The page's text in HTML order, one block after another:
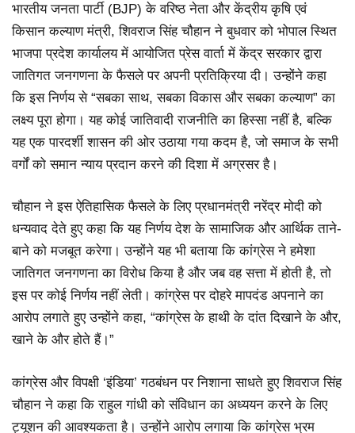
भारतीय जनता पार्टी (BJP) के वरिष्ठ नेता और केंद्रीय कृषि एवं
किसान कल्याण मंत्री, शिवराज सिंह चौहान ने बुधवार को भोपाल स्थित
भाजपा प्रदेश कार्यालय में आयोजित प्रेस वार्ता में केंद्र सरकार द्वारा
जातिगत जनगणना के फैसले पर अपनी प्रतिक्रिया दी। उन्होंने कहा
कि इस निर्णय से “सबका साथ, सबका विकास और सबका कल्याण” का
लक्ष्य पूरा होगा। यह कोई जातिवादी राजनीति का हिस्सा नहीं है, बल्कि
यह एक पारदर्शी शासन की ओर उठाया गया कदम है, जो समाज के सभी
वर्गों को समान न्याय प्रदान करने की दिशा में अग्रसर है।
चौहान ने इस ऐतिहासिक फैसले के लिए प्रधानमंत्री नरेंद्र मोदी को
धन्यवाद देते हुए कहा कि यह निर्णय देश के सामाजिक और आर्थिक ताने-
बाने को मजबूत करेगा। उन्होंने यह भी बताया कि कांग्रेस ने हमेशा
जातिगत जनगणना का विरोध किया है और जब वह सत्ता में होती है, तो
इस पर कोई निर्णय नहीं लेती। कांग्रेस पर दोहरे मापदंड अपनाने का
आरोप लगाते हुए उन्होंने कहा, “कांग्रेस के हाथी के दांत दिखाने के और,
खाने के और होते हैं।”
कांग्रेस और विपक्षी ‘इंडिया’ गठबंधन पर निशाना साधते हुए शिवराज सिंह
चौहान ने कहा कि राहुल गांधी को संविधान का अध्ययन करने के लिए
ट्यूशन की आवश्यकता है। उन्होंने आरोप लगाया कि कांग्रेस भ्रम